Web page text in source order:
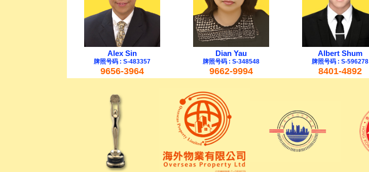
Alex Sin
牌照号码 : S-483357
9656-3964
Dian Yau
牌照号码 : S-348548
9662-9994
Albert Shum
牌照号码 : S-596278
8401-4892